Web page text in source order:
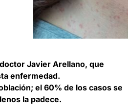
Javier Arellano, que
enfermedad.
el 60% de los casos se
la padece.